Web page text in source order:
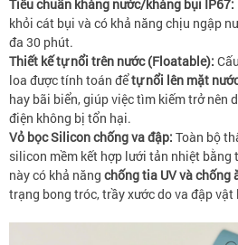
Tiêu chuẩn kháng nước/kháng bụi IP67:
khỏi cát bụi và có khả năng chịu ngập
đa 30 phút.
Thiết kế tự nổi trên nước (Floatable):
loa được tính toán đểtự nổi lên mặt
hay bãi biển, giúp việc tìm kiếm trở nên
điện không bị tổn hại.
Vỏ bọc Silicon chống va đập: Toàn bộ
silicon mềm kết hợp lưới tản nhiệt bằng
này có khả năng chống tia UV và chống
trạng bong tróc, trầy xước do va đập vật